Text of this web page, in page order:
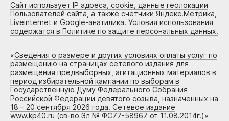
Сайт использует IP адреса, cookie, данные геолокации
Пользователей сайта, а также счетчики Яндекс.Метрика,
Liveinternet и Google-анатилика. Условия использования
содержатся в Политике по защите персональных данных.
«Сведения о размере и других условиях оплаты услуг по
размещению на страницах сетевого издания для
размещения предвыборных, агитационных материалов в
период избирательной кампании по выборам в
Государственную Думу Федерального Собрания
Российской Федерации девятого созыва, назначенных на
18 – 20 сентября 2026 года. Сетевое издание
www.kp40.ru (св-во Эл № ФС77-58967 от 11.08.2014г.)»